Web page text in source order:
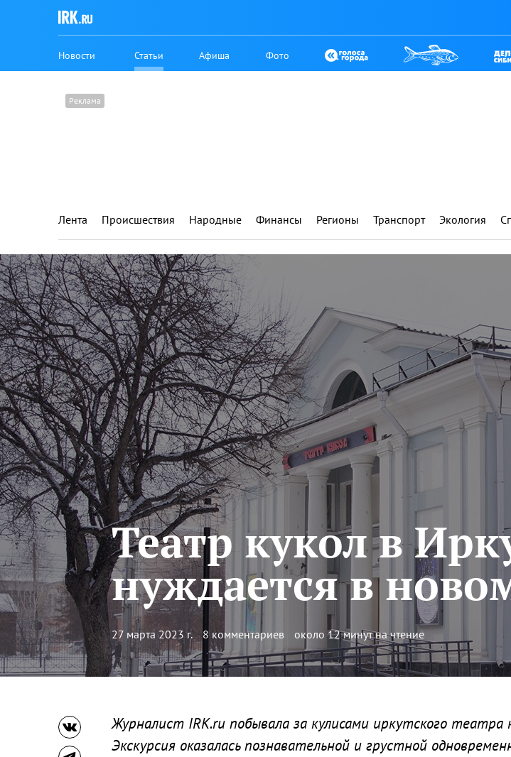
Новости Статьи Афиша Фото
Лента Происшествия Народные Финансы Регионы Транспорт Экология
Театр кукол в
нуждается в
27 марта 2023 г. 8 комментариев около 12 минут на чтение
Журналист IRK.ru побывала за кулисами иркутского театра
Экскурсия оказалась познавательной и грустной